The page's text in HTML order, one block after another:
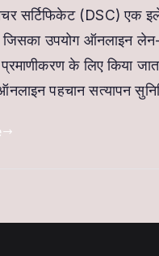
डिजिटल
सिग्नेचर
जानकारी
हिंदी
सर्टिफिकेट (DSC) एक
जिसका उपयोग ऑनलाइन
के लिए किया
पहचान सत्यापन